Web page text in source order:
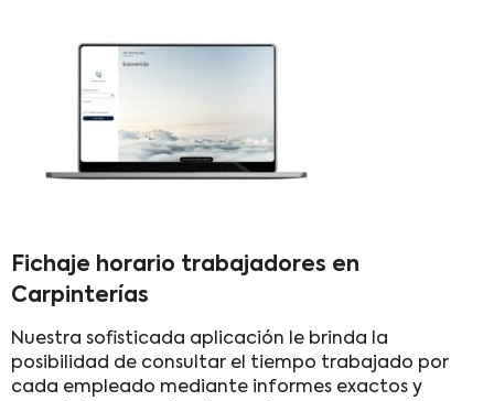
Fichaje horario trabajadores en
Carpinterías
Nuestra sofisticada aplicación le brinda la
posibilidad de consultar el tiempo trabajado por
cada empleado mediante informes exactos y